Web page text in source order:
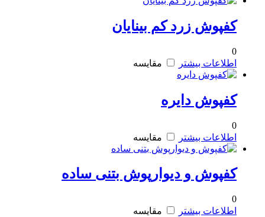
کفپوش زرد کم بینایان
0
اطلاعات بیشتر
مقایسه
کفپوش دایره
0
اطلاعات بیشتر
مقایسه
کفپوش و دیوارپوش بتنی ساده
0
اطلاعات بیشتر
مقایسه